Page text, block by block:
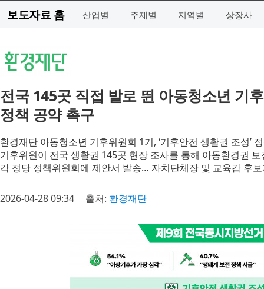
보도자료 홈 산업별 주제별 지역별 상장사
전국 145곳 직접 발로 뛴 아동청소년 기
정책 공약 촉구
환경재단 아동청소년 기후위원회 1기, ‘기후안전 생활권 조성’
기후위원이 전국 생활권 145곳 현장 조사를 통해 아동환경권
각 정당 정책위원회에 제안서 발송… 자치단체장 및 교육감 후
2026-04-28 09:34 출처: 환경재단